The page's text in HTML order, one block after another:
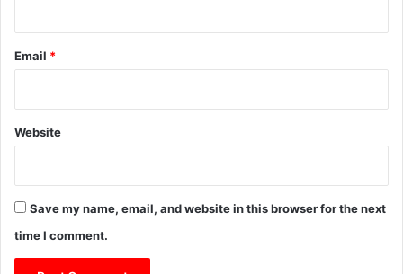
य
Email *
Website
Save my name, email, and website in this browser for the next
time I comment.